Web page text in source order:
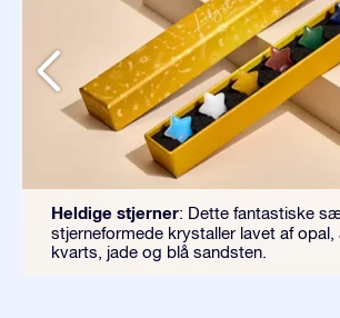
Heldige stjerner: Dette fantastiske
stjerneformede krystaller lavet af opal,
kvarts, jade og blå sandsten.